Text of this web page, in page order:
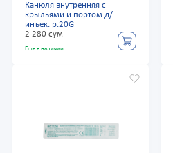
Канюля внутренняя с
крыльями и портом д/
инъек. р.20G
2 280 сум
Есть в наличии